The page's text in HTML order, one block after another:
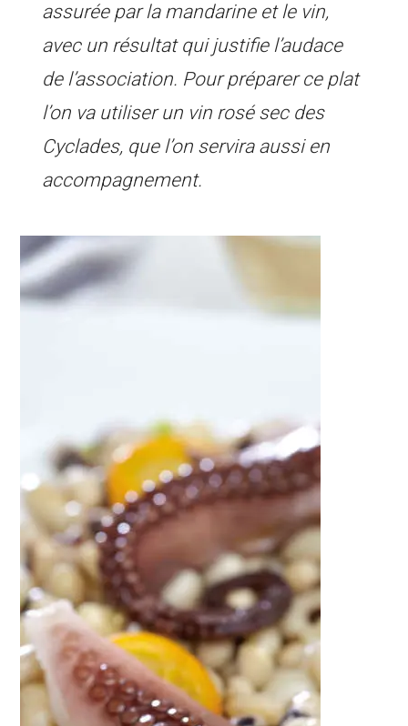
assurée par la mandarine et le vin,
avec un résultat qui justifie l’audace
de l’association. Pour préparer ce plat
l’on va utiliser un vin rosé sec des
Cyclades, que l’on servira aussi en
accompagnement.